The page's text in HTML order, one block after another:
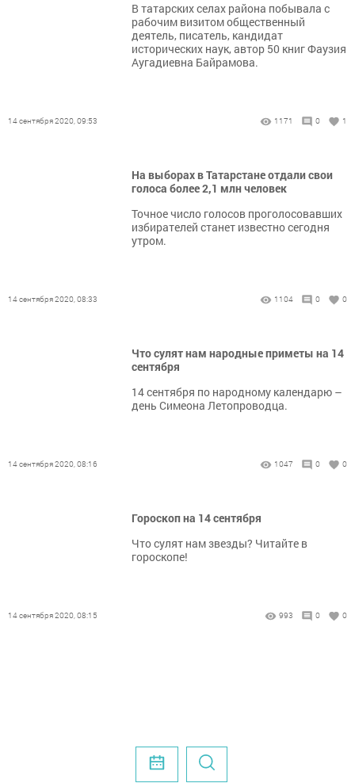
В татарских селах района побывала с
рабочим визитом общественный
деятель, писатель, кандидат
исторических наук, автор 50 книг Фаузия
Аугадиевна Байрамова.
14 сентября 2020, 09:53 1171 0 1
На выборах в Татарстане отдали свои
голоса более 2,1 млн человек
Точное число голосов проголосовавших
избирателей станет известно сегодня
утром.
14 сентября 2020, 08:33 1104 0 0
Что сулят нам народные приметы на 14
сентября
14 сентября по народному календарю –
день Симеона Летопроводца.
14 сентября 2020, 08:16 1047 0 0
Гороскоп на 14 сентября
Что сулят нам звезды? Читайте в
гороскопе!
14 сентября 2020, 08:15 993 0 0